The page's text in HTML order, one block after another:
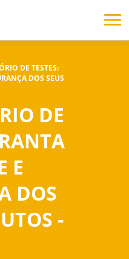
DE TESTES:
DOS SEUS
DE
E
DOS
-